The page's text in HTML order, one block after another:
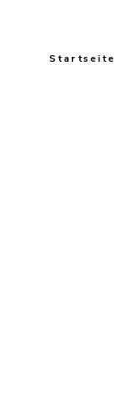
Startseite